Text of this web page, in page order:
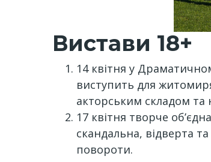
Вистави 18+
14 квітня у
виступить для
акторським складом
17 квітня творче
скандальна, відверта
повороти.